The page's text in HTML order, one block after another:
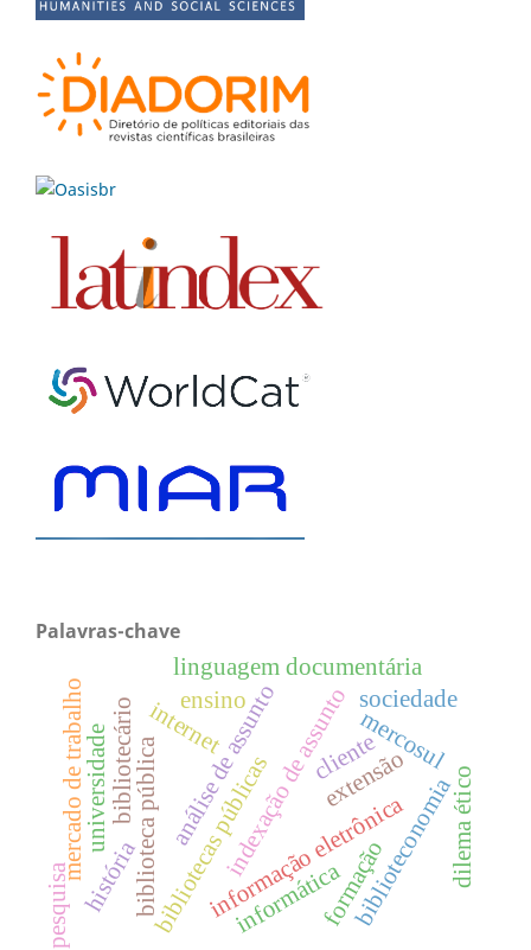
Palavras-chave
bibliotecas públicas
informação eletrônica
clientemercosul
internet
biblioteca públicaanálise de assuntoindexação de assunto
linguagem documentária
biblioteconomia
história informática
mercado de trabalhouniversidade dilema ético
bibliotecário extensão
sociedade
pesquisa
ensino
formação